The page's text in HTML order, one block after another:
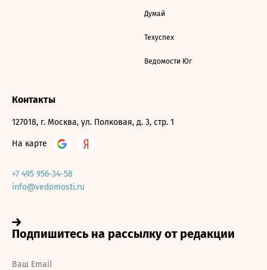
Думай
Техуспех
Ведомости Юг
Контакты
127018, г. Москва, ул. Полковая, д. 3, стр. 1
На карте
+7 495 956-34-58
info@vedomosti.ru